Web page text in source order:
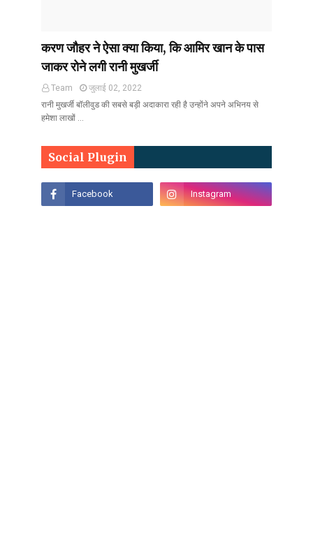
करण जौहर ने ऐसा क्या किया, कि आमिर खान के पास
जाकर रोने लगी रानी मुखर्जी
Team
जुलाई 02, 2022
रानी मुखर्जी बॉलीवुड की सबसे बड़ी अदाकारा रही है उन्होंने अपने अभिनय से
हमेशा लाखों …
Social Plugin